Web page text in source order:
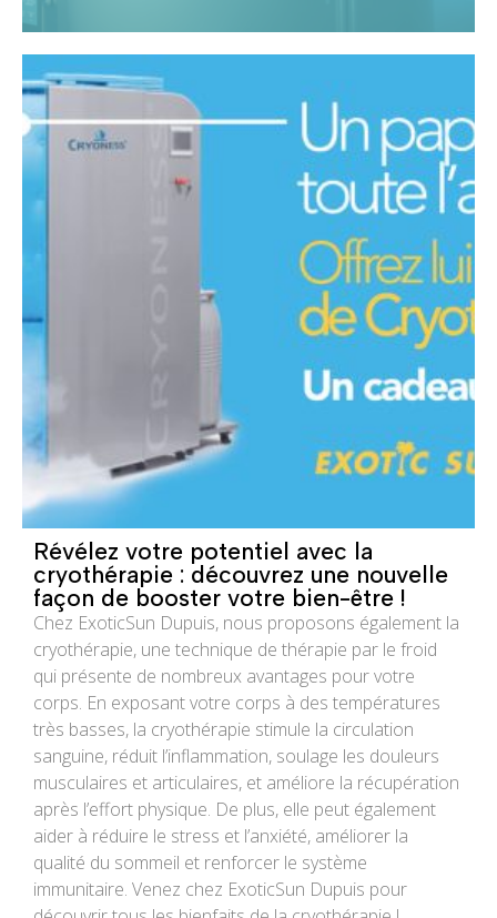
Révélez votre potentiel avec la
cryothérapie : découvrez une nouvelle
façon de booster votre bien-être !
Chez ExoticSun Dupuis, nous proposons également la
cryothérapie, une technique de thérapie par le froid
qui présente de nombreux avantages pour votre
corps. En exposant votre corps à des températures
très basses, la cryothérapie stimule la circulation
sanguine, réduit l’inflammation, soulage les douleurs
musculaires et articulaires, et améliore la récupération
après l’effort physique. De plus, elle peut également
aider à réduire le stress et l’anxiété, améliorer la
qualité du sommeil et renforcer le système
immunitaire. Venez chez ExoticSun Dupuis pour